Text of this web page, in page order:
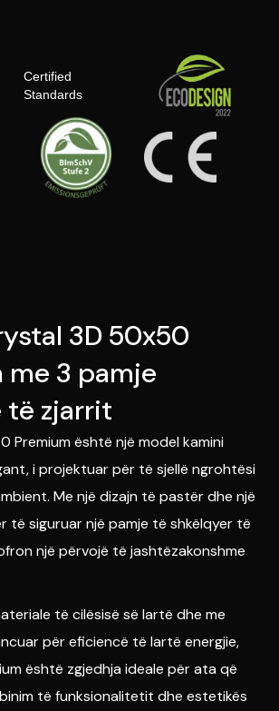
Certified
Standards
3D 50x50
me 3 pamje
të zjarrit
Premium është një model kamini
i projektuar për të sjellë ngrohtësi
Me një dizajn të pastër dhe një
të siguruar një pamje të shkëlqyer të
një përvojë të jashtëzakonshme
të cilësisë së lartë dhe me
për eficiencë të lartë energjie,
është zgjedhja ideale për ata që
të funksionalitetit dhe estetikës